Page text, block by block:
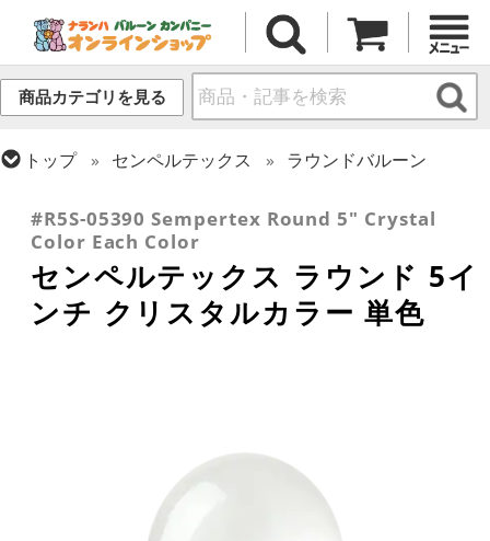
商品カテゴリを見る
トップ センペルテックス
ラウンドバルーン
#R5S-05390 Sempertex Round 5" Crystal
Color Each Color
センペルテックス ラウンド 5イ
ンチ クリスタルカラー 単色